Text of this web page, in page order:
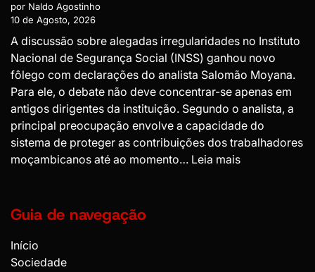
Portugal
por Naldo Agostinho
10 de Agosto, 2026
A discussão sobre alegadas irregularidades no Instituto
Nacional de Segurança Social (INSS) ganhou novo
fôlego com declarações do analista Salomão Moyana.
Para ele, o debate não deve concentrar-se apenas em
antigos dirigentes da instituição. Segundo o analista, a
principal preocupação envolve a capacidade do
sistema de proteger as contribuições dos trabalhadores
moçambicanos até ao momento… Leia mais:
Guia de navegação
Início
Sociedade